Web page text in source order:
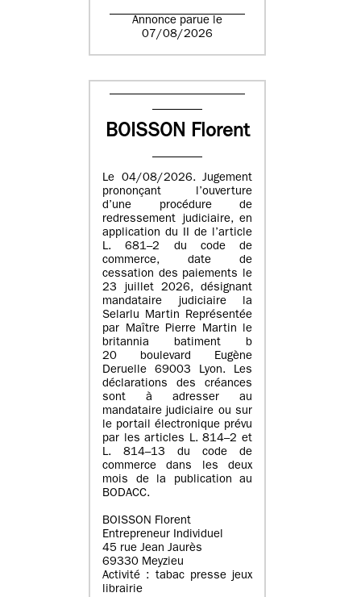
Annonce parue le
07/08/2026
BOISSON Florent
Le 04/08/2026. Jugement
prononçant l’ouverture
d’une procédure de
redressement judiciaire, en
application du II de l’article
L. 681–2 du code de
commerce, date de
cessation des paiements le
23 juillet 2026, désignant
mandataire judiciaire la
Selarlu Martin Représentée
par Maître Pierre Martin le
britannia batiment b
20 boulevard Eugène
Deruelle 69003 Lyon. Les
déclarations des créances
sont à adresser au
mandataire judiciaire ou sur
le portail électronique prévu
par les articles L. 814–2 et
L. 814–13 du code de
commerce dans les deux
mois de la publication au
BODACC.
BOISSON Florent
Entrepreneur Individuel
45 rue Jean Jaurès
69330 Meyzieu
Activité : tabac presse jeux
librairie